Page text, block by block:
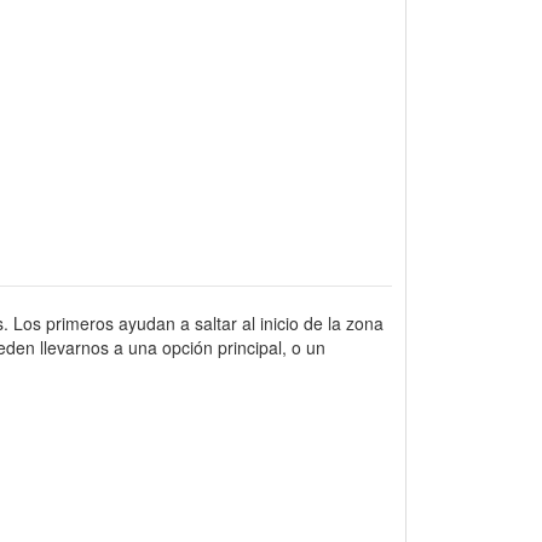
Los primeros ayudan a saltar al inicio de la zona
llevarnos a una opción principal, o un